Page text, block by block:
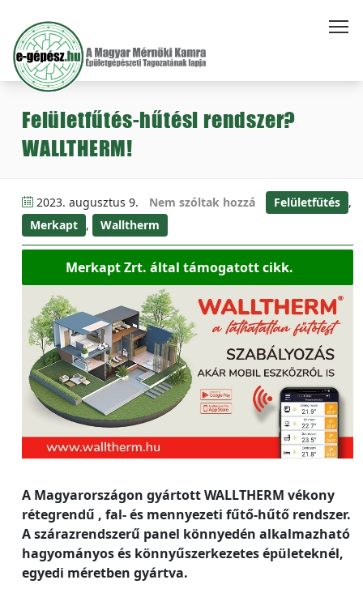
Felületfűtés-hűtési rendszer?
WALLTHERM!
2023. augusztus 9. Nem szóltak hozzá Felületfűtés ,
Merkapt , Walltherm
Merkapt Zrt. által támogatott cikk.
A Magyarországon gyártott WALLTHERM vékony
rétegrendű , fal- és mennyezeti fűtő-hűtő rendszer.
A szárazrendszerű panel könnyedén alkalmazható
hagyományos és könnyűszerkezetes épületeknél,
egyedi méretben gyártva.